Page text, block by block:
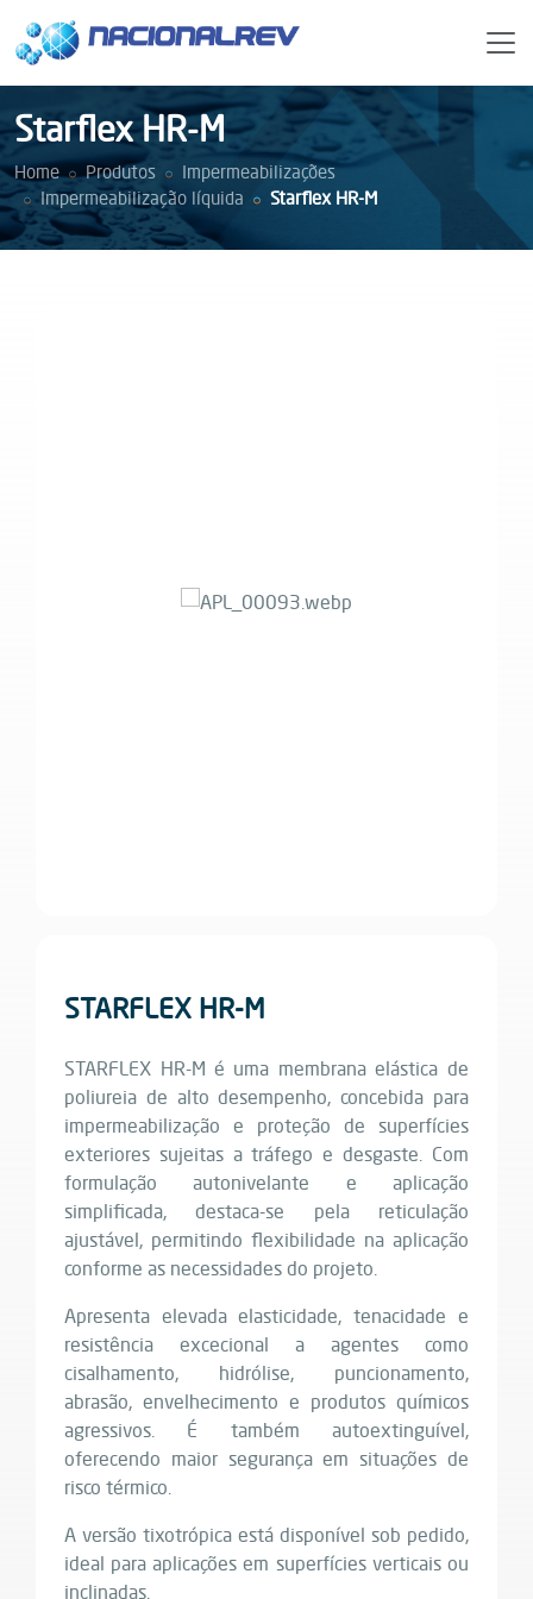
Starflex HR-M
Home Produtos
Impermeabilizações
Impermeabilização líquida
Starflex HR-M
STARFLEX HR-M
STARFLEX HR-M é uma membrana elástica de
poliureia de alto desempenho, concebida para
impermeabilização e proteção de superfícies
exteriores sujeitas a tráfego e desgaste. Com
formulação autonivelante e aplicação
simplificada, destaca-se pela reticulação
ajustável, permitindo flexibilidade na aplicação
conforme as necessidades do projeto.
Apresenta elevada elasticidade, tenacidade e
resistência excecional a agentes como
cisalhamento, hidrólise, puncionamento,
abrasão, envelhecimento e produtos químicos
agressivos. É também autoextinguível,
oferecendo maior segurança em situações de
risco térmico.
A versão tixotrópica está disponível sob pedido,
ideal para aplicações em superfícies verticais ou
inclinadas.